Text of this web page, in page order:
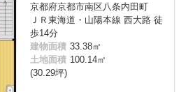
京都府京都市南区八条内田町
ＪＲ東海道・山陽本線 西大路 徒
歩14分
建物面積 33.38㎡
土地面積 100.14㎡
(30.29坪)